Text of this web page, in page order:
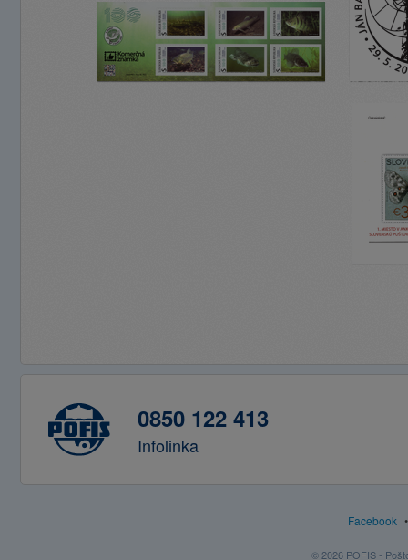
0850 122 413
Infolinka
Facebook
© 2026 POFIS -